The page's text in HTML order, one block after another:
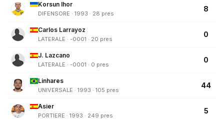
Korsun Ihor
DIFENSORE · 1993 · 28 pres
8
Carlos Larrayoz
LATERALE · -0001 · 20 pres
0
J. Lazcano
LATERALE · -0001 · 0 pres
0
Linhares
UNIVERSALE · 1993 · 105 pres
44
Asier
PORTIERE · 1993 · 249 pres
5